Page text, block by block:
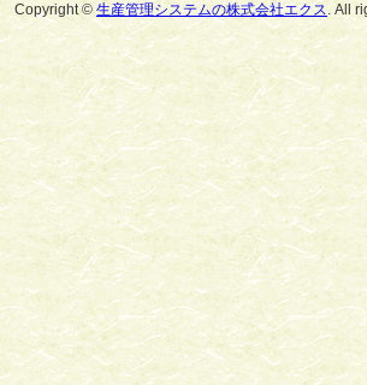
Copyright © 生産管理システムの株式会社エクス. All